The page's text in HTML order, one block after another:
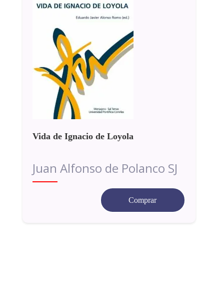
Vida de Ignacio de Loyola
Juan Alfonso de Polanco SJ
Comprar